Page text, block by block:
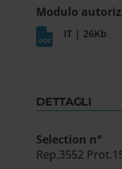
Modulo
IT | 26Kb
DETTAGLI
Selection n°
Rep.3552